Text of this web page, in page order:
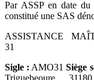
Par ASSP en date
constitué une SAS
ASSISTANCE
31
Sigle : AMO31Siège
Triguebeoure